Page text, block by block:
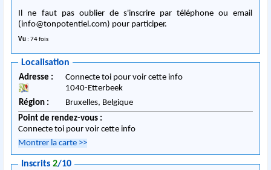
Il ne faut pas oublier de s'inscrire par téléphone ou email
( info@tonpotentiel.com) pour participer.
Vu : 74 fois
Localisation
Adresse :
Connecte toi pour voir cette info
1040-Etterbeek
Région :
Bruxelles, Belgique
Point de rendez-vous :
Connecte toi pour voir cette info
Montrer la carte >>
Inscrits2/10